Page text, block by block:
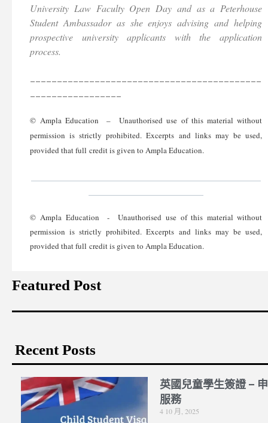
University Law Faculty Open Day and as a Peterhouse
Student Ambassador as she enjoys advising and helping
prospective university applicants with the application
process.
© Ampla Education – Unauthorised use of this material without
permission is strictly prohibited. Excerpts and links may be used,
provided that full credit is given to Ampla Education.
© Ampla Education - Unauthorised use of this material without
permission is strictly prohibited. Excerpts and links may be used,
provided that full credit is given to Ampla Education.
Featured Post
Recent Posts
英國兒童學生簽證 –
服務
4 10 月, 2025